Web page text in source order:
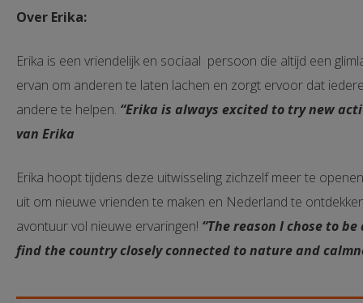
Over Erika:
Erika is een vriendelijk en sociaal persoon die altijd een
ervan om anderen te laten lachen en zorgt ervoor dat
andere te helpen. “Erika is always excited to try new
van Erika
Erika hoopt tijdens deze uitwisseling zichzelf meer te
uit om nieuwe vrienden te maken en Nederland te
avontuur vol nieuwe ervaringen! “The reason I chose to
find the country closely connected to nature and